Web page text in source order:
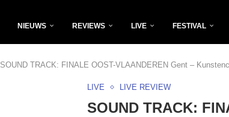
NIEUWS REVIEWS LIVE FESTIVAL
SOUND TRACK: FINALE OOST-VLAANDEREN Gent –
LIVE LIVE REVIEW
SOUND TRACK: